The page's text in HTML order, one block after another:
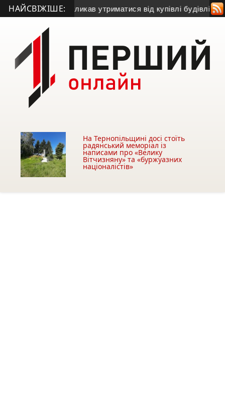
НАЙСВІЖІШЕ:
голова закликав утриматися від купівлі будівлі у
На Тернопільщині досі стоїть
радянський меморіал із
написами про «Велику
Вітчизняну» та «буржуазних
націоналістів»